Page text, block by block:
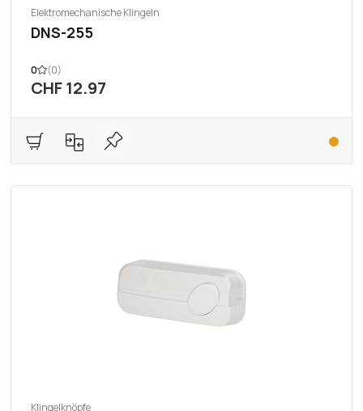
Elektromechanische Klingeln
DNS-255
0 (0)
CHF 12.97
Klingelknöpfe